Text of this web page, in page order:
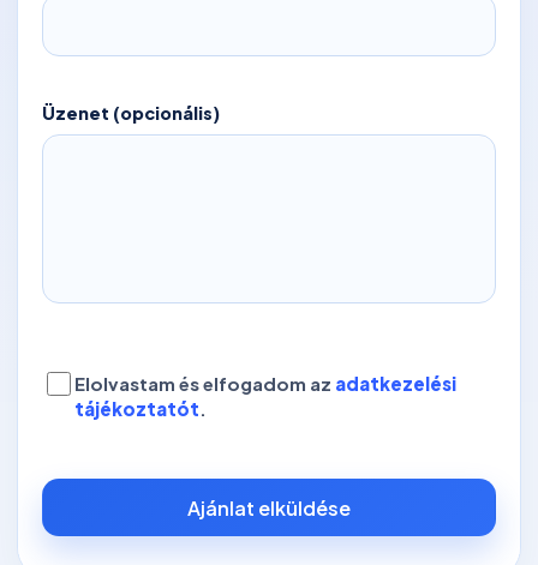
Üzenet (opcionális)
Elolvastam és elfogadom az adatkezelési
tájékoztatót.
Ajánlat elküldése